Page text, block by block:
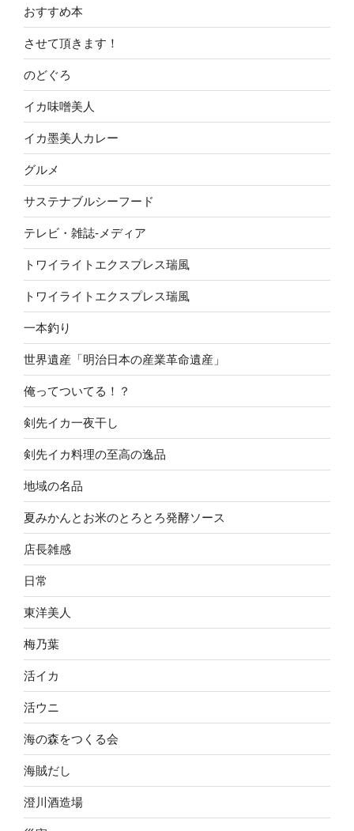
おすすめ本
させて頂きます！
のどぐろ
イカ味噌美人
イカ墨美人カレー
グルメ
サステナブルシーフード
テレビ・雑誌-メディア
トワイライトエクスプレス瑞風
トワイライトエクスプレス瑞風
一本釣り
世界遺産「明治日本の産業革命遺産」
俺ってついてる！？
剣先イカ一夜干し
剣先イカ料理の至高の逸品
地域の名品
夏みかんとお米のとろとろ発酵ソース
店長雑感
日常
東洋美人
梅乃葉
活イカ
活ウニ
海の森をつくる会
海賊だし
澄川酒造場